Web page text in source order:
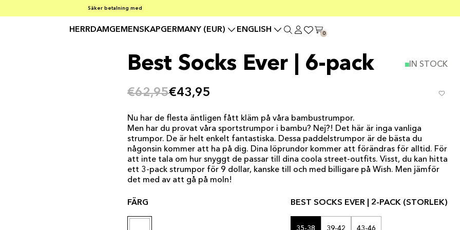
SOMMARREA – 30–50 % RABATT PÅ ALLT
FRI FRAKT PÅ KÖP ÖVER €100
Säker betalning med
HERRDAMGEMENSKAPGERMANY (EUR) ENGLISH 0
Best Socks Ever | 6-pack IN STOCK
€62,95€43,95
Nu har de flesta äntligen fått kläm på våra bambustrumpor.
Men har du provat våra sportstrumpor i bambu? Nej?! Det här är inga vanliga
strumpor. De är helt enkelt fantastiska. Dessa paddelstrumpor är de bästa du
någonsin kommer att ha på dig. Dina löprundor kommer att förändras för alltid. För
att inte tala om hur snyggt de passar till dina coola street-outfits. Visst, du kan hitta
ett 3-pack strumpor för 9 dollar, kanske till och med billigare på Wish. Men jämför
det med av att gå på moln!
FÄRG BEST SOCKS EVER | 2-PACK (STORLEK)